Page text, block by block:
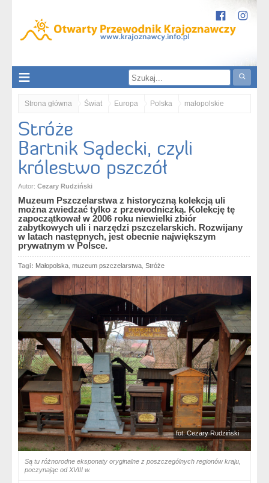
Strona główna Świat Europa Polska małopolskie
Obniżenie Gorlickie
Stróże. Bartnik Sądecki, czyli królestwo pszczół
Stróże
Bartnik Sądecki, czyli
królestwo pszczół
Autor: Cezary Rudziński
Muzeum Pszczelarstwa z historyczną kolekcją uli
można zwiedzać tylko z przewodniczką. Kolekcję tę
zapoczątkował w 2006 roku niewielki zbiór
zabytkowych uli i narzędzi pszczelarskich. Rozwijany
w latach następnych, jest obecnie największym
prywatnym w Polsce.
Tagi: Małopolska muzeum pszczelarstwa Stróże
fot: Cezary Rudziński
Są tu różnorodne eksponaty oryginalne z poszczególnych regionów kraju,
poczynając od XVIII w.